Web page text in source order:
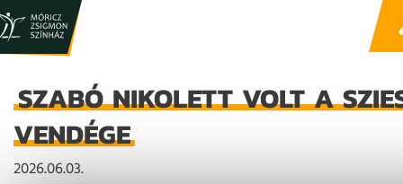
SZABÓ NIKOLETT VOLT A
VENDÉGE
2026.06.03.